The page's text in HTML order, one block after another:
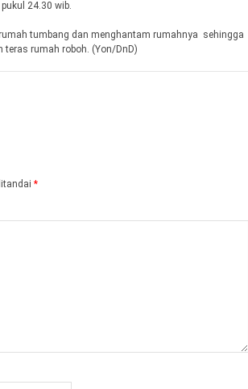
24.30 wib.
tumbang dan menghantam rumahnya sehingga
rumah roboh. (Yon/DnD)
*